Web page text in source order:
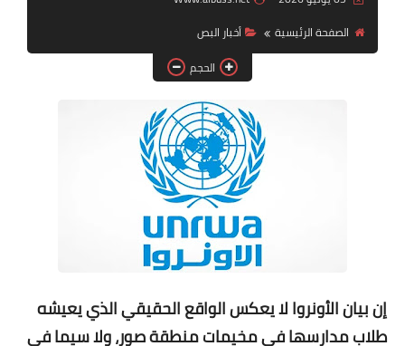
الصفحة الرئيسية
أخبار ‏البص
الحجم
إن بيان الأونروا لا يعكس الواقع الحقيقي الذي يعيشه
طلاب مدارسها في مخيمات منطقة صور، ولا سيما في